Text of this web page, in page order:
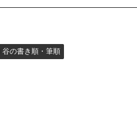
谷の書き順・筆順